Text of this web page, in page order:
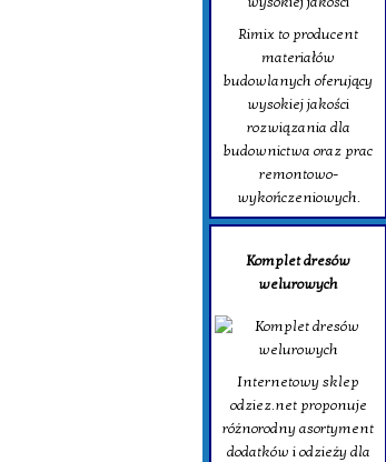
Rimix to producent
materiałów
budowlanych oferujący
wysokiej jakości
rozwiązania dla
budownictwa oraz prac
remontowo-
wykończeniowych.
Komplet dresów
welurowych
Internetowy sklep
odziez.net proponuje
różnorodny asortyment
dodatków i odzieży dla